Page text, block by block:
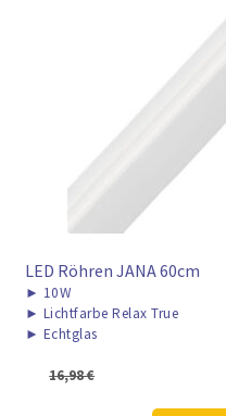
LED Röhren JANA 60cm
► 10W
► Lichtfarbe Relax True
► Echtglas
16,98€